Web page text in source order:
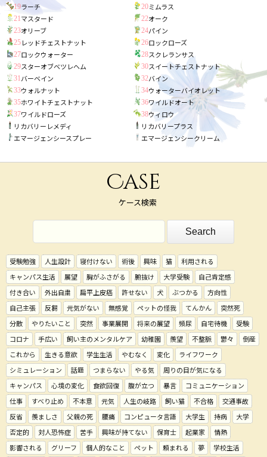
19ラーチ 20ミムラス
21 マスタード 22オーク
23オリーブ 24パイン
25 レッドチェストナット 26ロックローズ
27ロックウォーター 28スクレランサス
29スターオブベツレヘム 30スイートチェストナット
31 バーベイン 32バイン
33ウォルナット 34ウォーターバイオレット
35ホワイトチェストナット 36ワイルドオート
37ワイルドローズ 38ウィロウ
リカバリーレメディ
リカバリープラス
エマージェンシースプレー
エマージェンシークリーム
Case
ケース検索
受験勉強 人生設計 寝付けない 術後 興味 猫
利用される
キャンパス生活
展望 胸がふさがる 腑抜け 大学受験
自己肯定感
付き合い
外出自粛 扁平上皮癌 許せない 犬 ぶつかる
方向性
自己主張
反芻 元気がない 無感覚 ペットの怪我 てんかん
突然死
分散
やりたいこと 突然 事業展開 将来の展望 頻尿 自宅待機
受験
コロナ
手広い 飼い主のメンタルケア 幼稚園 羨望 不整脈 鬱々
倒産
これから
生きる意欲 学生生活 やむなく 変化
ライフワーク
シミュレーション
話題 つまらない やる気
周りの目が気になる
キャンパス
心境の変化 食欲回復 腹が立つ 暴言
コミュニケーション
仕事
すべり止め 不本意 元気 人生の岐路 飼い猫 不合格
交通事故
反省
羨ましさ 父親の死 腰痛 コンピュータ言語 大学生 持病
大学
否定的
対人恐怖症 苦手 興味が持てない 保育士 起業家
情熱
影響される
グリーフ 個人的なこと ペット 頼まれる 夢
学校生活